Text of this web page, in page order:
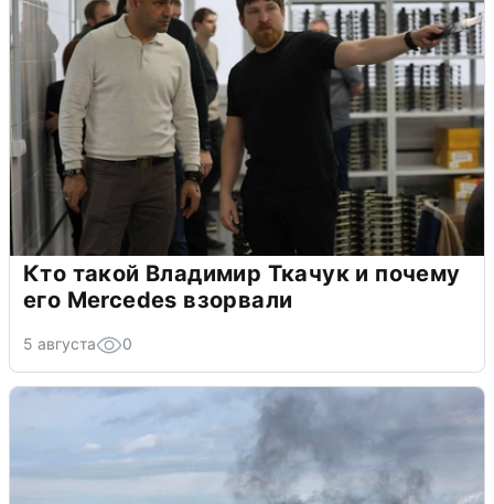
Кто такой Владимир Ткачук и почему
его Mercedes взорвали
5 августа 0